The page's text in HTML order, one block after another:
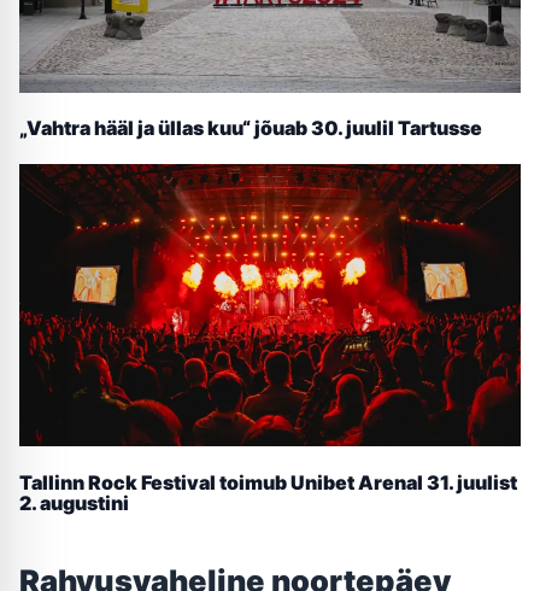
„Vahtra hääl ja üllas kuu“ jõuab 30. juulil Tartusse
Tallinn Rock Festival toimub Unibet Arenal 31. juulist
2. augustini
Rahvusvaheline noortepäev